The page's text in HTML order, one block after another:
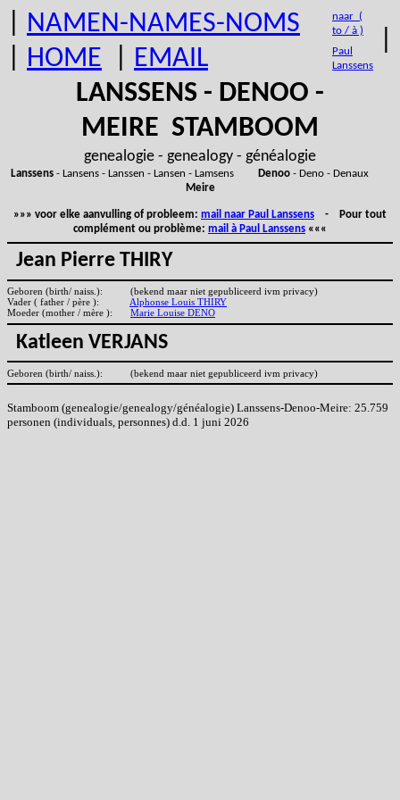
NAMEN-NAMES-NOMS
HOME EMAIL
naar (
to / à )
Paul
Lanssens
LANSSENS - DENOO -
MEIRE STAMBOOM
genealogie - genealogy - généalogie
Lanssens- Lansens - Lanssen - Lansen - Lamsens Denoo- Deno - Denaux
Meire
»»» voor elke aanvulling of probleem: mail naar Paul Lanssens - Pour tout
complément ou problème: mail à Paul Lanssens «««
Jean Pierre THIRY
Geboren (birth/ naiss.):
(bekend maar niet gepubliceerd ivm privacy)
Vader ( father / père ):
Alphonse Louis THIRY
Moeder (mother / mère ):
Marie Louise DENO
Katleen VERJANS
Geboren (birth/ naiss.): (bekend maar niet gepubliceerd ivm privacy)
Stamboom (genealogie/genealogy/généalogie) Lanssens-Denoo-Meire: 25.759
personen (individuals, personnes) d.d. 1 juni 2026